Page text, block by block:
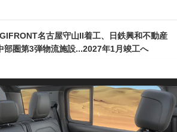
名古屋守山II着工、日鉄興和不動産
部圏第3弾物流施設...2027年1月竣工へ